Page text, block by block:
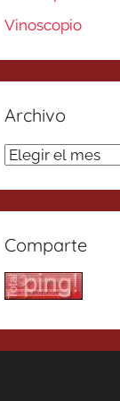
Vinoscopio
Archivo
Archivo
Comparte